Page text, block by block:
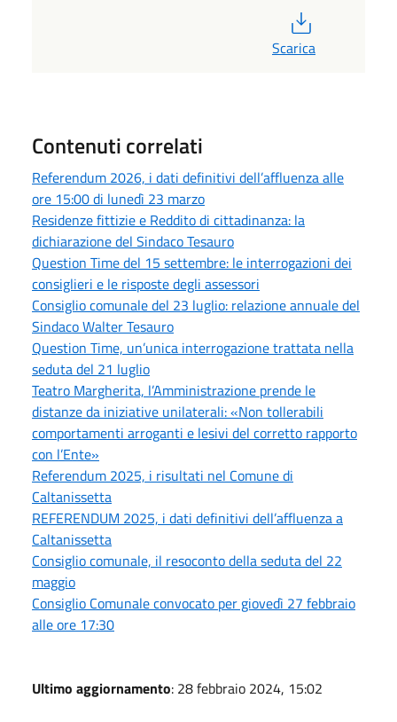
Scarica
Contenuti correlati
Referendum 2026, i dati definitivi dell’affluenza alle
ore 15:00 di lunedì 23 marzo
Residenze fittizie e Reddito di cittadinanza: la
dichiarazione del Sindaco Tesauro
Question Time del 15 settembre: le interrogazioni dei
consiglieri e le risposte degli assessori
Consiglio comunale del 23 luglio: relazione annuale del
Sindaco Walter Tesauro
Question Time, un’unica interrogazione trattata nella
seduta del 21 luglio
Teatro Margherita, l’Amministrazione prende le
distanze da iniziative unilaterali: «Non tollerabili
comportamenti arroganti e lesivi del corretto rapporto
con l’Ente»
Referendum 2025, i risultati nel Comune di
Caltanissetta
REFERENDUM 2025, i dati definitivi dell’affluenza a
Caltanissetta
Consiglio comunale, il resoconto della seduta del 22
maggio
Consiglio Comunale convocato per giovedì 27 febbraio
alle ore 17:30
Ultimo aggiornamento: 28 febbraio 2024, 15:02